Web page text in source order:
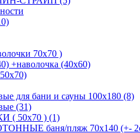
70х70 )
+наволочка (40х60)
для бани и сауны 100х180 (8)
(31)
( 50х70 ) (1)
баня/пляж 70х140 (+-